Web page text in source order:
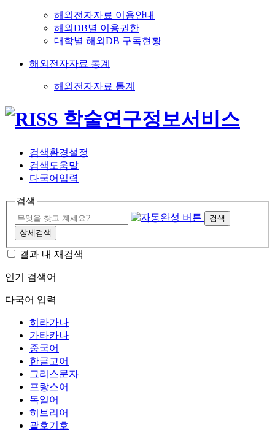
해외전자자료 이용안내
해외DB별 이용권한
대학별 해외DB 구독현황
해외전자자료 통계
해외전자자료 통계
검색환경설정
검색도움말
다국어입력
검색
검색
상세검색
결과 내 재검색
인기 검색어
다국어 입력
히라가나
가타카나
중국어
한글고어
그리스문자
프랑스어
독일어
히브리어
괄호기호